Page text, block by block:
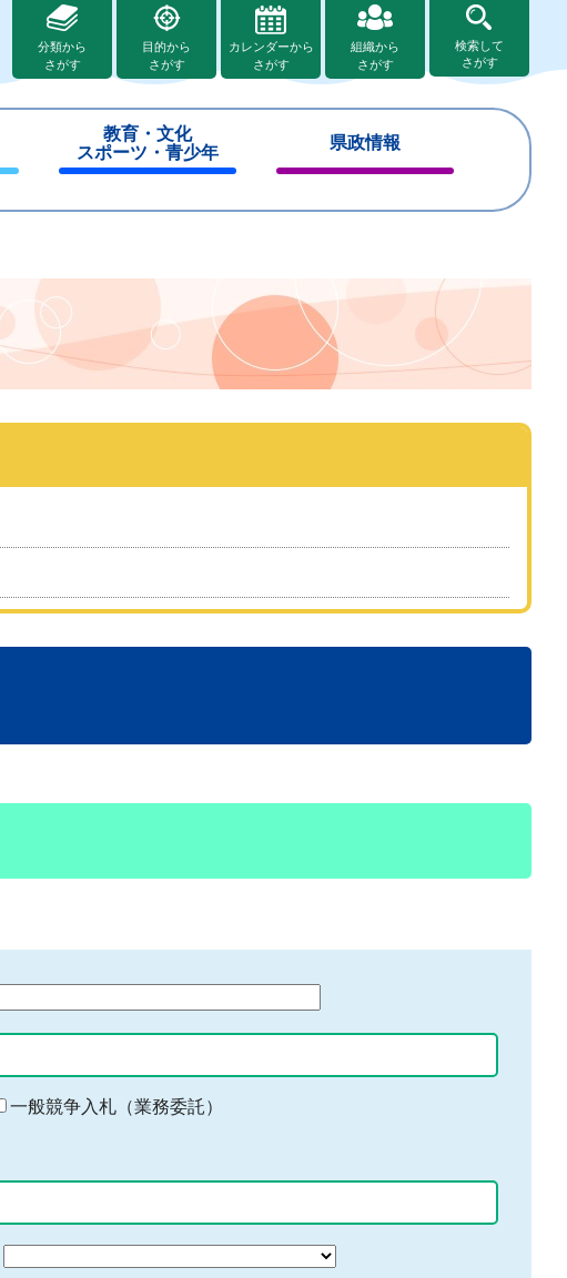
分類から
さがす
目的から
さがす
カレンダーから
さがす
組織から
さがす
検索して
さがす
教育・文化
スポーツ・青少年
じ
県政情報
じ
一般競争入札（業務委託）